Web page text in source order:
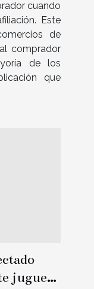
cuando
Este
de
comprador
de los
que
juguete